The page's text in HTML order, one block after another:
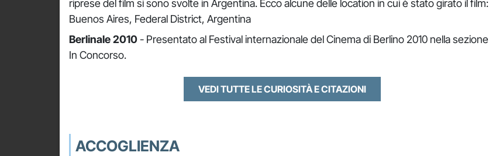
riprese del film si sono svolte in Argentina. Ecco alcune delle location in cui è stato girato il film:
Buenos Aires, Federal District, Argentina
Berlinale 2010- Presentato al Festival internazionale del Cinema di Berlino 2010 nella sezione
In Concorso.
VEDI TUTTE LE CURIOSITÀ E CITAZIONI
ACCOGLIENZA